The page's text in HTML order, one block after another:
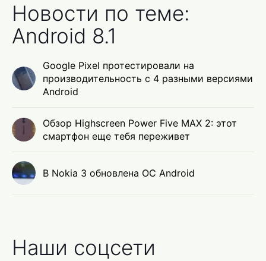
Новости по теме:
Android 8.1
Google Pixel протестировали на
производительность с 4 разными версиями
Android
Обзор Highscreen Power Five MAX 2: этот
смартфон еще тебя переживет
В Nokia 3 обновлена ОС Android
Наши соцсети